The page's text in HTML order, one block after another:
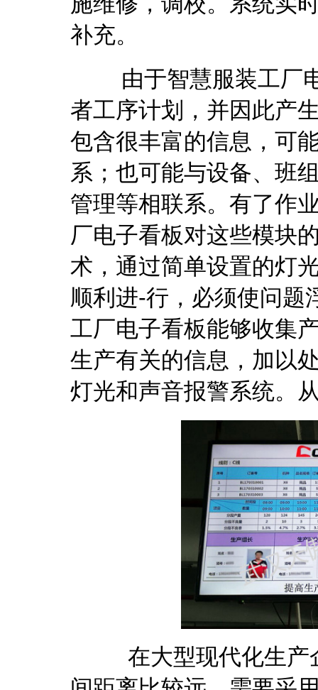
补充。
由于智慧服装工厂电
者工序计划，并因此产
包含很丰富的信息，可
系；也可能与设备、班
管理等相联系。有了作
厂电子看板对这些模块
术，通过简单设置的灯
顺利进-行，必须使问题
工厂电子看板能够收集
生产有关的信息，加以
灯光和声音报警系统。
在大型现代化生产企